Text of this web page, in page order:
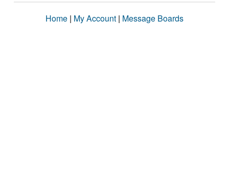
Home | My Account | Message Boards